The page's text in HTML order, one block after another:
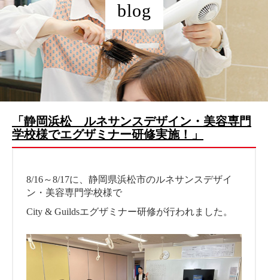
blog
「静岡浜松 ルネサンスデザイン・美容専門
学校様でエグザミナー研修実施！」
8/16～8/17に、静岡県浜松市のルネサンスデザイ
ン・美容専門学校様で
City & Guildsエグザミナー研修が行われました。